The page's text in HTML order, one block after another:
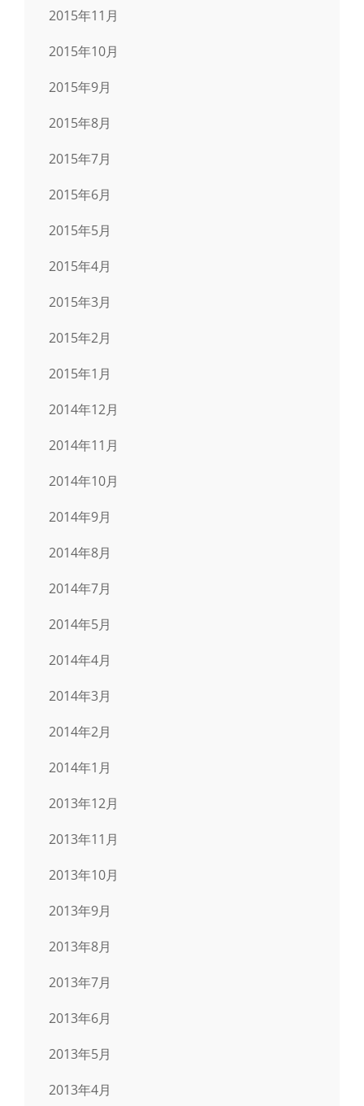
2015年11月
2015年10月
2015年9月
2015年8月
2015年7月
2015年6月
2015年5月
2015年4月
2015年3月
2015年2月
2015年1月
2014年12月
2014年11月
2014年10月
2014年9月
2014年8月
2014年7月
2014年5月
2014年4月
2014年3月
2014年2月
2014年1月
2013年12月
2013年11月
2013年10月
2013年9月
2013年8月
2013年7月
2013年6月
2013年5月
2013年4月